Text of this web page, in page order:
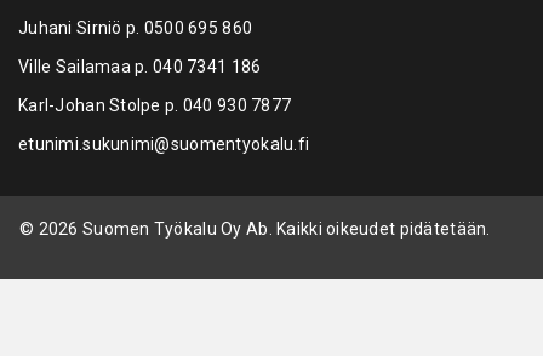
Juhani Sirniö p. 0500 695 860
Ville Sailamaa p.040 7341 186
Karl-Johan Stolpe p. 040 930 7877
etunimi.sukunimi@suomentyokalu.fi
© 2026 Suomen Työkalu Oy Ab. Kaikki oikeudet pidätetään.